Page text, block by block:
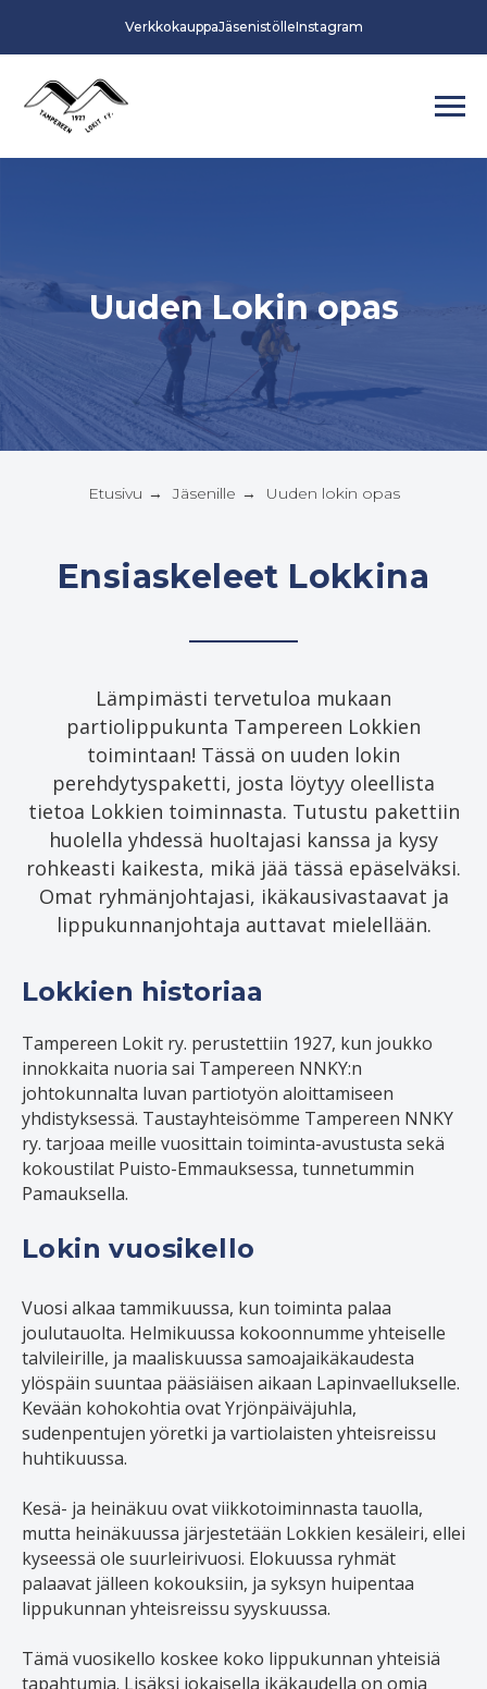
VerkkokauppaJäsenistölleInstagram
Uuden Lokin opas
Etusivu → Jäsenille → Uuden lokin opas
Ensiaskeleet Lokkina
Lämpimästi tervetuloa mukaan
partiolippukunta Tampereen Lokkien
toimintaan! Tässä on uuden lokin
perehdytyspaketti, josta löytyy oleellista
tietoa Lokkien toiminnasta. Tutustu pakettiin
huolella yhdessä huoltajasi kanssa ja kysy
rohkeasti kaikesta, mikä jää tässä epäselväksi.
Omat ryhmänjohtajasi, ikäkausivastaavat ja
lippukunnanjohtaja auttavat mielellään.
Lokkien historiaa
Tampereen Lokit ry. perustettiin 1927, kun joukko
innokkaita nuoria sai Tampereen NNKY:n
johtokunnalta luvan partiotyön aloittamiseen
yhdistyksessä. Taustayhteisömme Tampereen NNKY
ry. tarjoaa meille vuosittain toiminta-avustusta sekä
kokoustilat Puisto-Emmauksessa, tunnetummin
Pamauksella.
Lokin vuosikello
Vuosi alkaa tammikuussa, kun toiminta palaa
joulutauolta. Helmikuussa kokoonnumme yhteiselle
talvileirille, ja maaliskuussa samoajaikäkaudesta
ylöspäin suuntaa pääsiäisen aikaan Lapinvaellukselle.
Kevään kohokohtia ovat Yrjönpäiväjuhla,
sudenpentujen yöretki ja vartiolaisten yhteisreissu
huhtikuussa.
Kesä- ja heinäkuu ovat viikkotoiminnasta tauolla,
mutta heinäkuussa järjestetään Lokkien kesäleiri, ellei
kyseessä ole suurleirivuosi. Elokuussa ryhmät
palaavat jälleen kokouksiin, ja syksyn huipentaa
lippukunnan yhteisreissu syyskuussa.
Tämä vuosikello koskee koko lippukunnan yhteisiä
tapahtumia. Lisäksi jokaisella ikäkaudella on omia